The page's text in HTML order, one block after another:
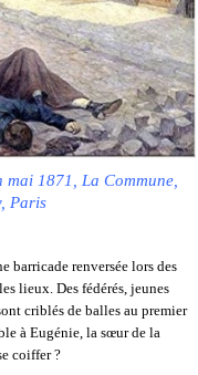
1871, La Commune,
Paris
barricade renversée lors des
lieux. Des fédérés, jeunes
criblés de balles au premier
à Eugénie, la sœur de la
coiffer ?